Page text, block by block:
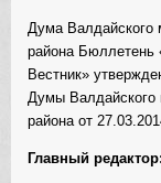
Дума Валдайского
района Бюллетень
Вестник»
Думы Валдайского
района от
Главный редактор: